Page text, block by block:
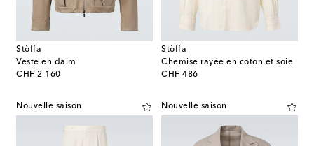
Stòffa
Veste en daim
CHF 2 160
original price
Stòffa
Chemise rayée en coton et soie
CHF 486
original price
Nouvelle saison Nouvelle saison